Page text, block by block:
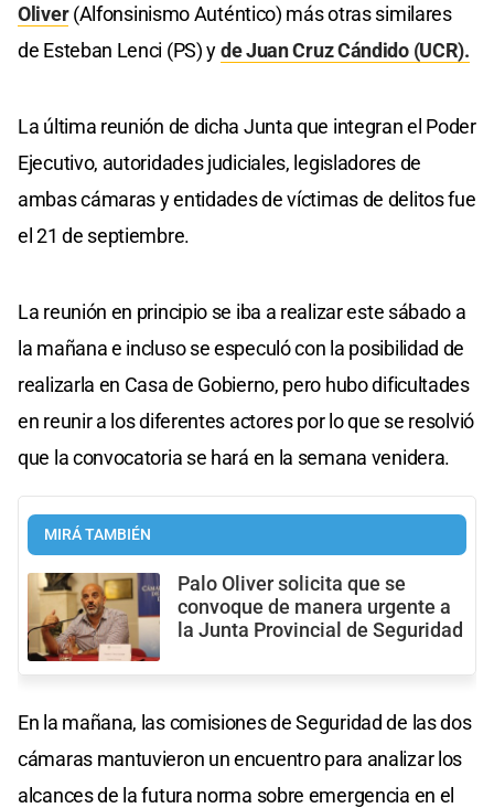
Oliver(Alfonsinismo Auténtico) más otras similares
de Esteban Lenci (PS) yde Juan Cruz Cándido (UCR).
La última reunión de dicha Junta que integran el Poder
Ejecutivo, autoridades judiciales, legisladores de
ambas cámaras y entidades de víctimas de delitos fue
el 21 de septiembre.
La reunión en principio se iba a realizar este sábado a
la mañana e incluso se especuló con la posibilidad de
realizarla en Casa de Gobierno, pero hubo dificultades
en reunir a los diferentes actores por lo que se resolvió
que la convocatoria se hará en la semana venidera.
MIRÁ TAMBIÉN
Palo Oliver solicita que se
convoque de manera urgente a
la Junta Provincial de Seguridad
En la mañana, las comisiones de Seguridad de las dos
cámaras mantuvieron un encuentro para analizar los
alcances de la futura norma sobre emergencia en el